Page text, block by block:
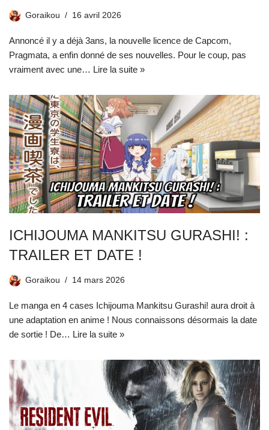
Goraikou 16 avril 2026
Annoncé il y a déjà 3ans, la nouvelle licence de Capcom,
Pragmata, a enfin donné de ses nouvelles. Pour le coup, pas
vraiment avec une… Lire la suite »
ICHIJOUMA MANKITSU GURASHI! :
TRAILER ET DATE !
Goraikou 14 mars 2026
Le manga en 4 cases Ichijouma Mankitsu Gurashi! aura droit à
une adaptation en anime ! Nous connaissons désormais la date
de sortie ! De… Lire la suite »